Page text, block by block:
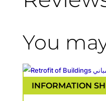
You